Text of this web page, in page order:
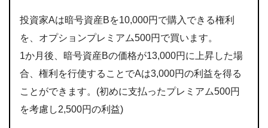
投資家Aは暗号資産Bを10,000円で購入できる権利
を、オプションプレミアム500円で買います。
1か月後、暗号資産Bの価格が13,000円に上昇した場
合、権利を行使することでAは3,000円の利益を得る
ことができます。(初めに支払ったプレミアム500円
を考慮し2,500円の利益)